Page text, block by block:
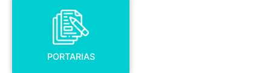
PORTARIAS
PORTARIAS